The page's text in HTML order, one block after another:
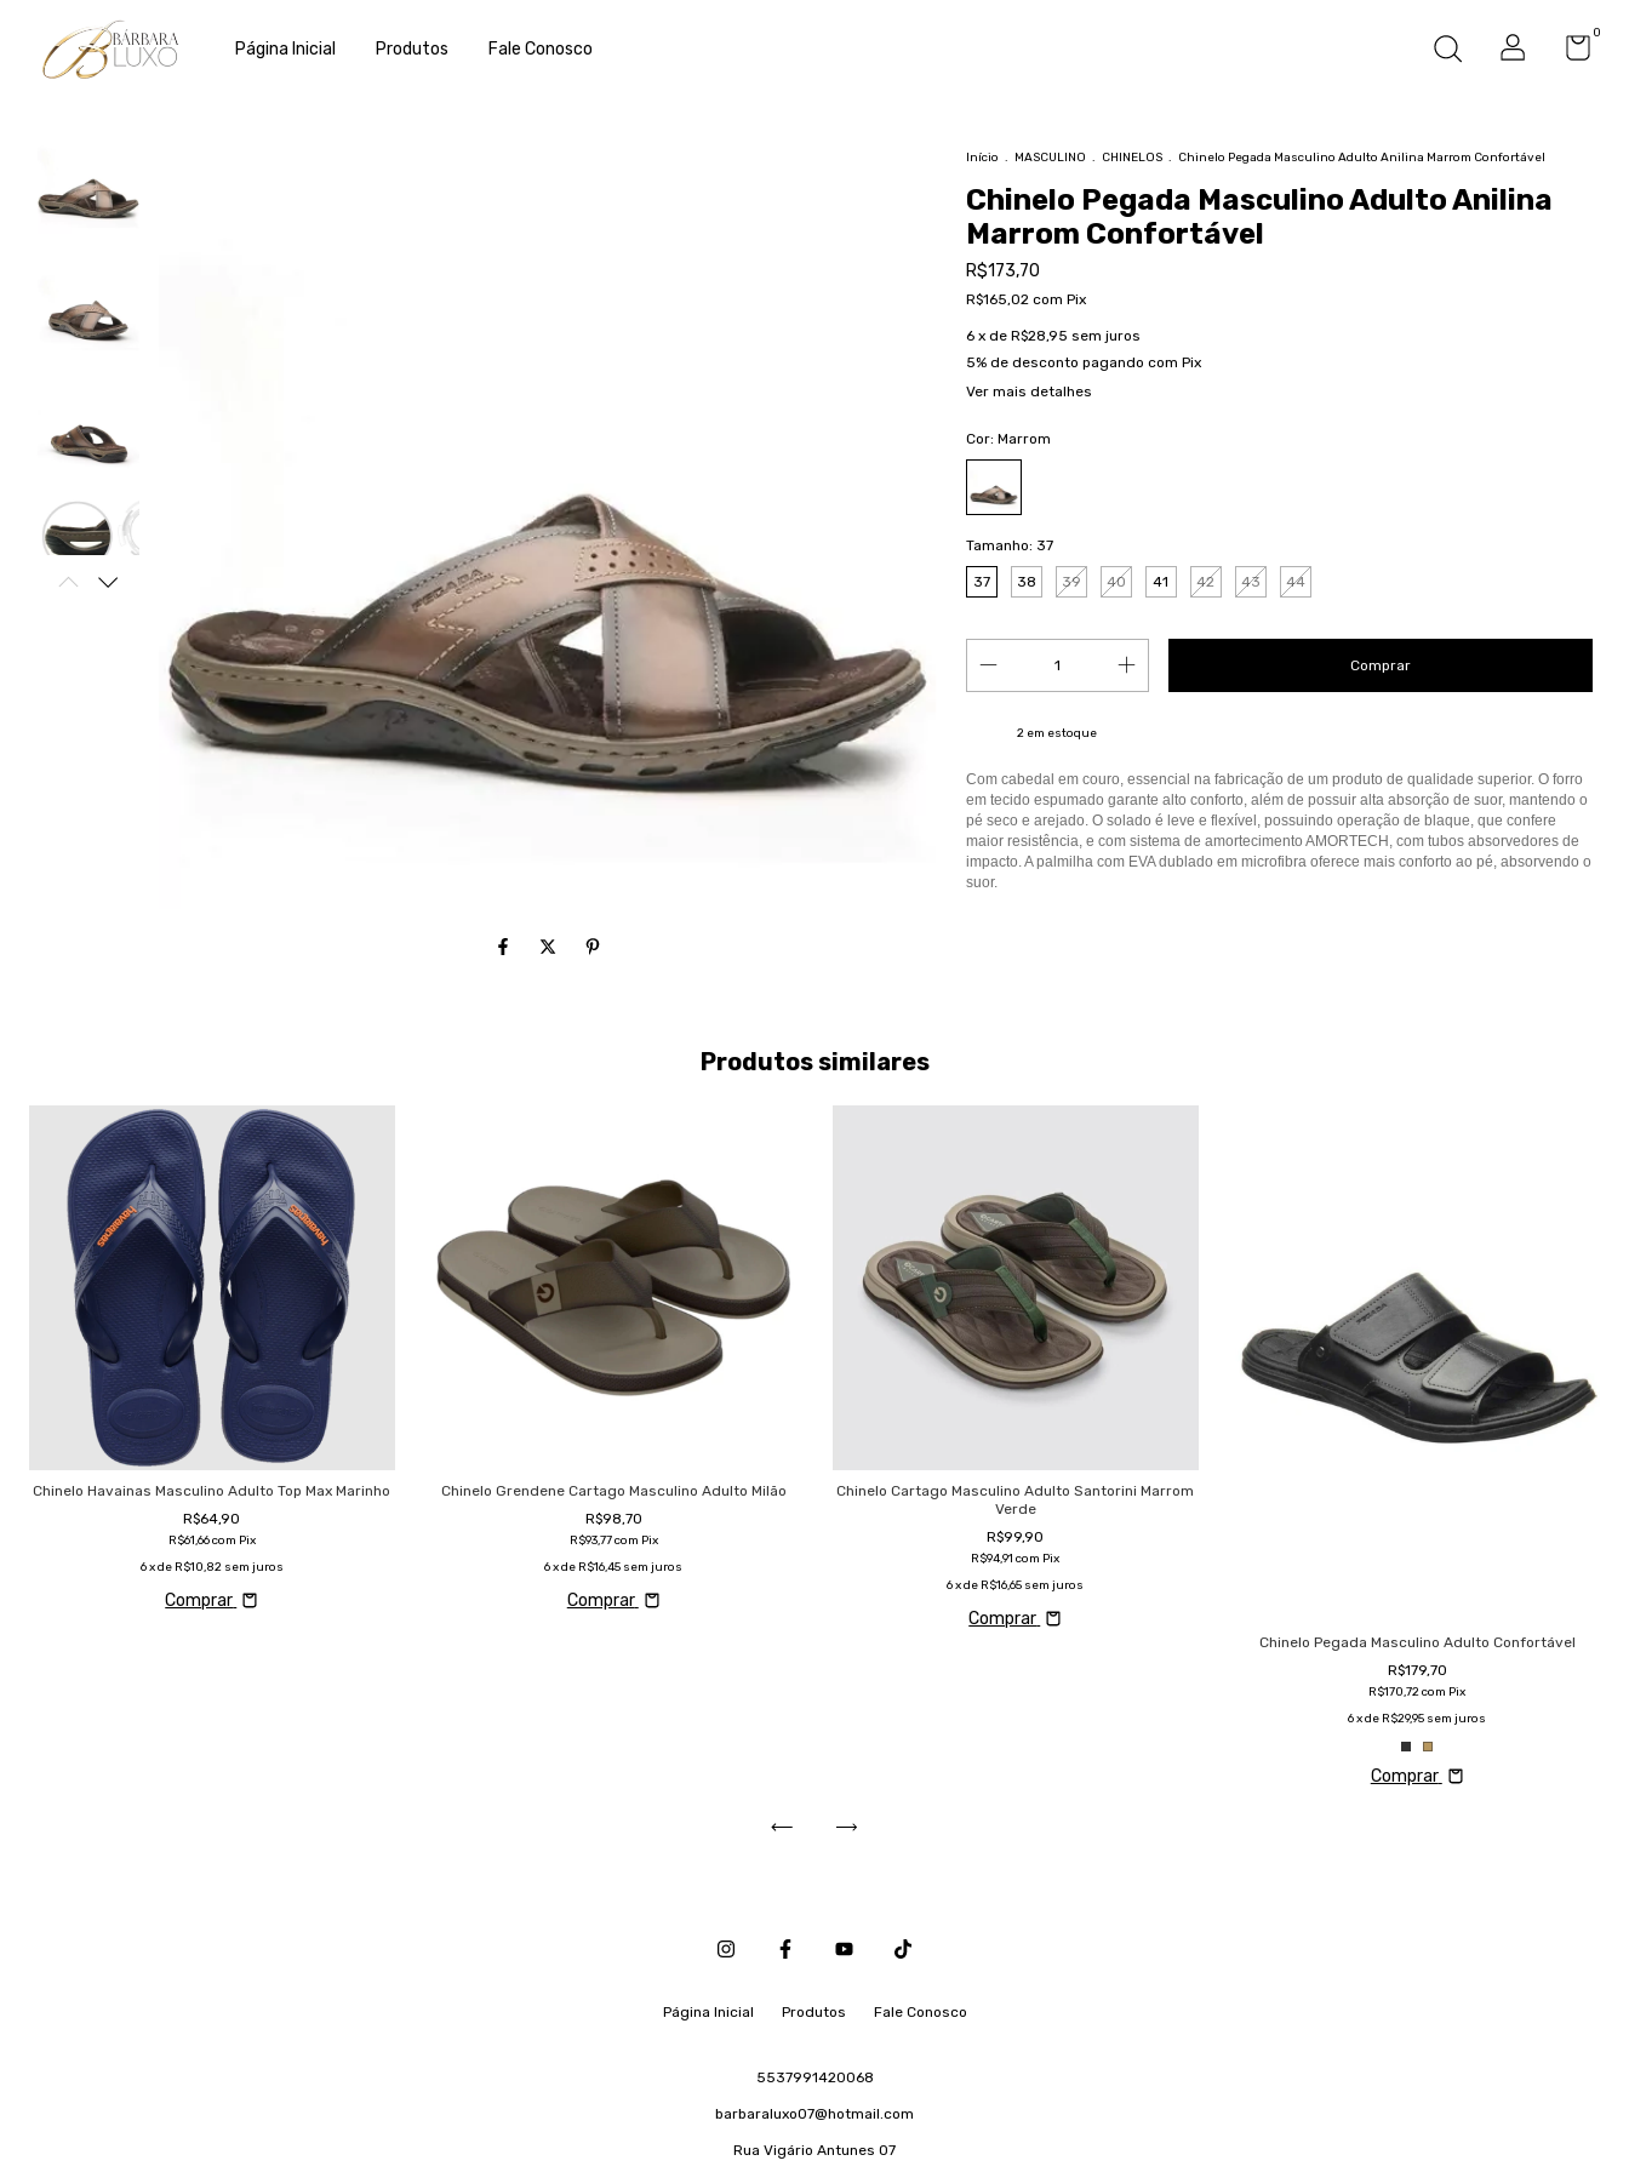
Página Inicial Produtos Fale Conosco
0
Início . MASCULINO . CHINELOS . Chinelo Pegada Masculino Adulto Anilina Marrom Confortável
Chinelo Pegada Masculino Adulto Anilina
Marrom Confortável
R$173,70
R$165,02 com Pix
6 x de R$28,95 sem juros
5% de desconto pagando com Pix
Ver mais detalhes
Cor: Marrom
Tamanho: 37
37 38 39 40 41 42 43 44
2 em estoque
Com cabedal em couro, essencial na fabricação de um produto de qualidade superior. O forro
em tecido espumado garante alto conforto, além de possuir alta absorção de suor, mantendo o
pé seco e arejado. O solado é leve e flexível, possuindo operação de blaque, que confere
maior resistência, e com sistema de amortecimento AMORTECH, com tubos absorvedores de
impacto. A palmilha com EVA dublado em microfibra oferece mais conforto ao pé, absorvendo o
suor.
Produtos similares
Chinelo Havainas Masculino Adulto Top Max Marinho
R$64,90
R$61,66com Pix
6x de R$10,82 sem juros
Comprar
Chinelo Grendene Cartago Masculino Adulto Milão
R$98,70
R$93,77com Pix
6x de R$16,45 sem juros
Comprar
Chinelo Cartago Masculino Adulto Santorini Marrom
Verde
R$99,90
R$94,91com Pix
6x de R$16,65 sem juros
Comprar
Chinelo Pegada Masculino Adulto Confortável
R$179,70
R$170,72com Pix
6x de R$29,95 sem juros
Comprar
Página Inicial Produtos Fale Conosco
5537991420068
barbaraluxo07@hotmail.com
Rua Vigário Antunes 07